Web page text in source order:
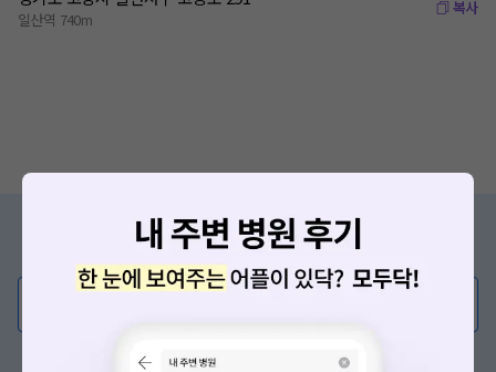
일산역 740m
복사
증상/치료, 궁금한 점이 있나요?
의사가 직접 답해드려요!